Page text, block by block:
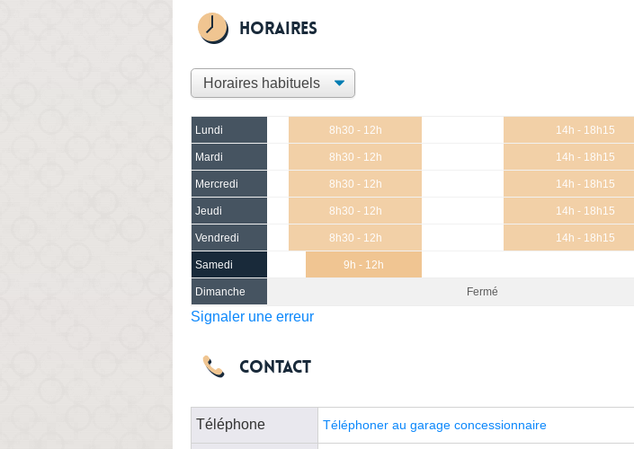
Horaires
Lundi 8h30 - 12h 14h - 18h15
Mardi 8h30 - 12h 14h - 18h15
Mercredi 8h30 - 12h 14h - 18h15
Jeudi 8h30 - 12h 14h - 18h15
Vendredi 8h30 - 12h 14h - 18h15
Samedi 9h - 12h
Dimanche Fermé
Signaler une erreur
Contact
Téléphone Téléphoner au garage concessionnaire